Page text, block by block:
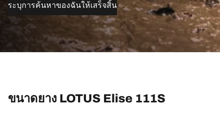
ระบุการค้นหาของฉันให้เสร็จสิ้น
ขนาดยาง LOTUS Elise 111S